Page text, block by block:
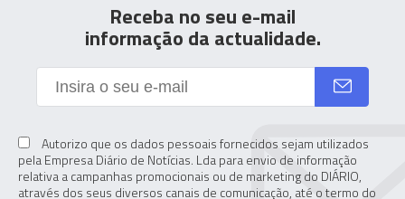
Receba no seu e-mail
informação da actualidade.
Autorizo que os dados pessoais fornecidos sejam utilizados
pela Empresa Diário de Notícias. Lda para envio de informação
relativa a campanhas promocionais ou de marketing do DIÁRIO,
através dos seus diversos canais de comunicação, até o termo do